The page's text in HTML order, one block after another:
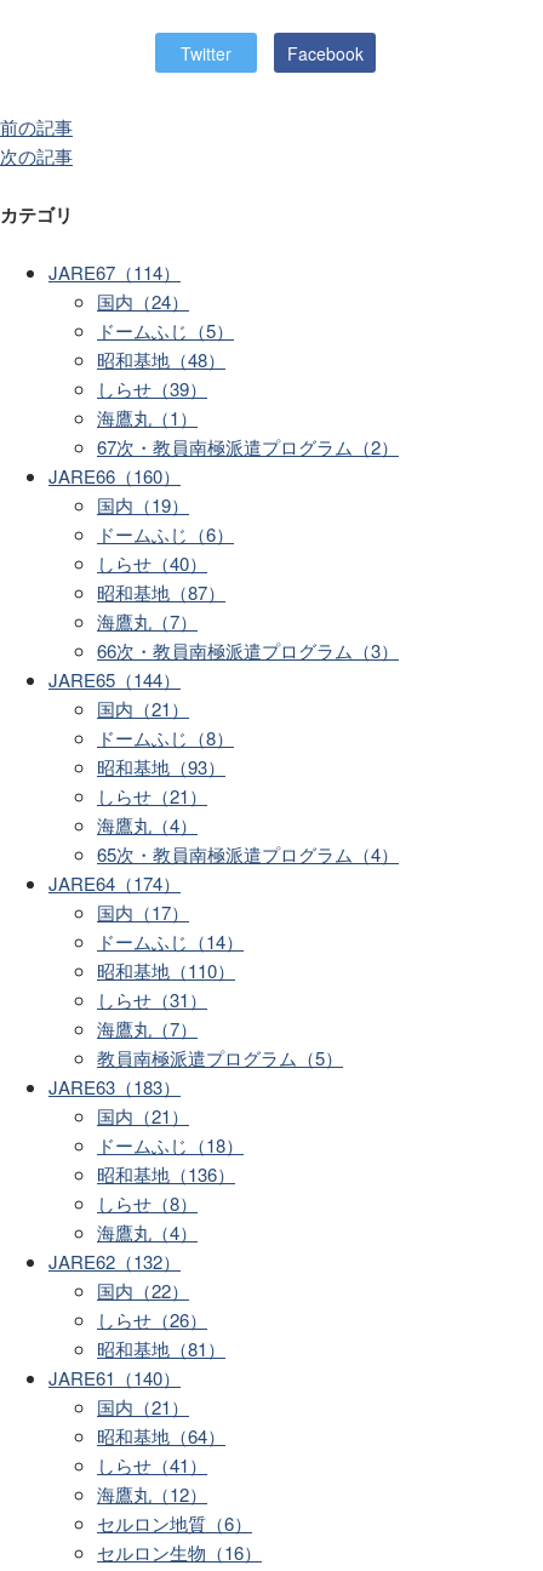
Twitter Facebook
前の記事
次の記事
カテゴリ
JARE67（114）
国内（24）
ドームふじ（5）
昭和基地（48）
しらせ（39）
海鷹丸（1）
67次・教員南極派遣プログラム（2）
JARE66（160）
国内（19）
ドームふじ（6）
しらせ（40）
昭和基地（87）
海鷹丸（7）
66次・教員南極派遣プログラム（3）
JARE65（144）
国内（21）
ドームふじ（8）
昭和基地（93）
しらせ（21）
海鷹丸（4）
65次・教員南極派遣プログラム（4）
JARE64（174）
国内（17）
ドームふじ（14）
昭和基地（110）
しらせ（31）
海鷹丸（7）
教員南極派遣プログラム（5）
JARE63（183）
国内（21）
ドームふじ（18）
昭和基地（136）
しらせ（8）
海鷹丸（4）
JARE62（132）
国内（22）
しらせ（26）
昭和基地（81）
JARE61（140）
国内（21）
昭和基地（64）
しらせ（41）
海鷹丸（12）
セルロン地質（6）
セルロン生物（16）